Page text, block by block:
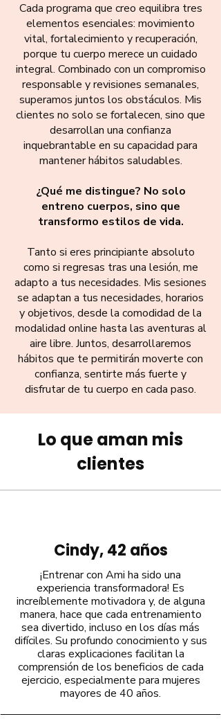
Cada programa que creo equilibra tres
elementos esenciales: movimiento
vital, fortalecimiento y recuperación,
porque tu cuerpo merece un cuidado
integral. Combinado con un compromiso
responsable y revisiones semanales,
superamos juntos los obstáculos. Mis
clientes no solo se fortalecen, sino que
desarrollan una confianza
inquebrantable en su capacidad para
mantener hábitos saludables.
¿Qué me distingue? No solo
entreno cuerpos, sino que
transformo estilos de vida.
Tanto si eres principiante absoluto
como si regresas tras una lesión, me
adapto a tus necesidades. Mis sesiones
se adaptan a tus necesidades, horarios
y objetivos, desde la comodidad de la
modalidad online hasta las aventuras al
aire libre. Juntos, desarrollaremos
hábitos que te permitirán moverte con
confianza, sentirte más fuerte y
disfrutar de tu cuerpo en cada paso.
Lo que aman mis
clientes
Cindy, 42 años
¡Entrenar con Ami ha sido una
experiencia transformadora! Es
increíblemente motivadora y, de alguna
manera, hace que cada entrenamiento
sea divertido, incluso en los días más
difíciles. Su profundo conocimiento y sus
claras explicaciones facilitan la
comprensión de los beneficios de cada
ejercicio, especialmente para mujeres
mayores de 40 años.